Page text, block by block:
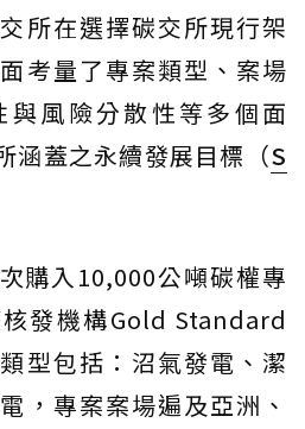
所在選擇碳交所現行架
考量了專案類型、案場
與風險分散性等多個面
涵蓋之永續發展目標（S
購入10,000公噸碳權專
發機構Gold Standard
型包括：沼氣發電、潔
，專案案場遍及亞洲、